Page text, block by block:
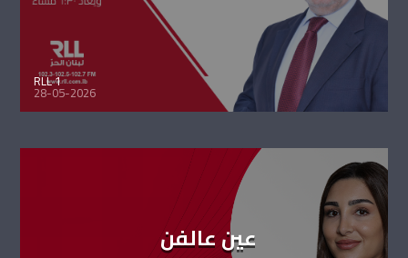
RLL 1
28-05-2026
عين عالفن